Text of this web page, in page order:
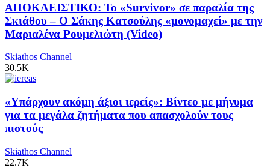
ΑΠΟΚΛΕΙΣΤΙΚΟ: Το «Survivor» σε παραλία της
Σκιάθου – Ο Σάκης Κατσούλης «μονομαχεί» με την
Μαριαλένα Ρουμελιώτη (Video)
Skiathos Channel
30.5K
«Υπάρχουν ακόμη άξιοι ιερείς»: Βίντεο με μήνυμα
για τα μεγάλα ζητήματα που απασχολούν τους
πιστούς
Skiathos Channel
22.7K